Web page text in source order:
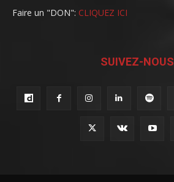
Faire un "DON": CLIQUEZ ICI
SUIVEZ-NOUS